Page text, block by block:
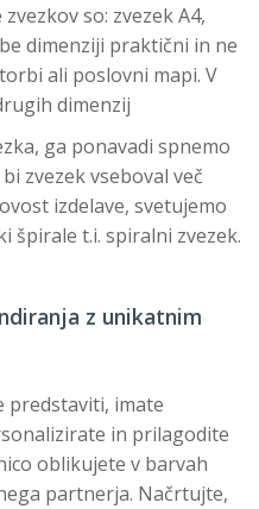
so: zvezek A4,
dimenziji praktični in ne
ali poslovni mapi. V
dimenzij
ga ponavadi spnemo
zvezek vseboval več
izdelave, svetujemo
špirale t.i. spiralni zvezek.
z unikatnim
predstaviti, imate
in prilagodite
oblikujete v barvah
partnerja. Načrtujte,